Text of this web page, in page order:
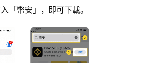
「幣安」，即可下載。